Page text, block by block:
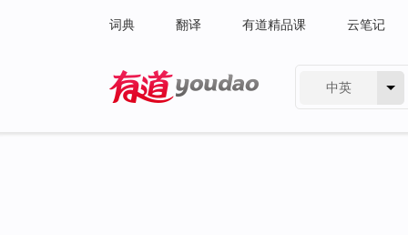
词典 翻译 有道精品课 云笔记
中英